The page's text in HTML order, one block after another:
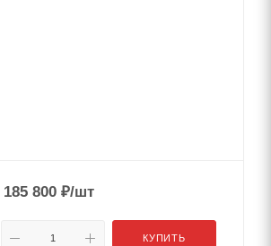
185 800 ₽/шт
КУПИТЬ